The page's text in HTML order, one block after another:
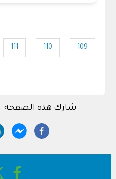
Pagination
…
Page
109
Page
110
Page
111
شارك هذه الصفحة